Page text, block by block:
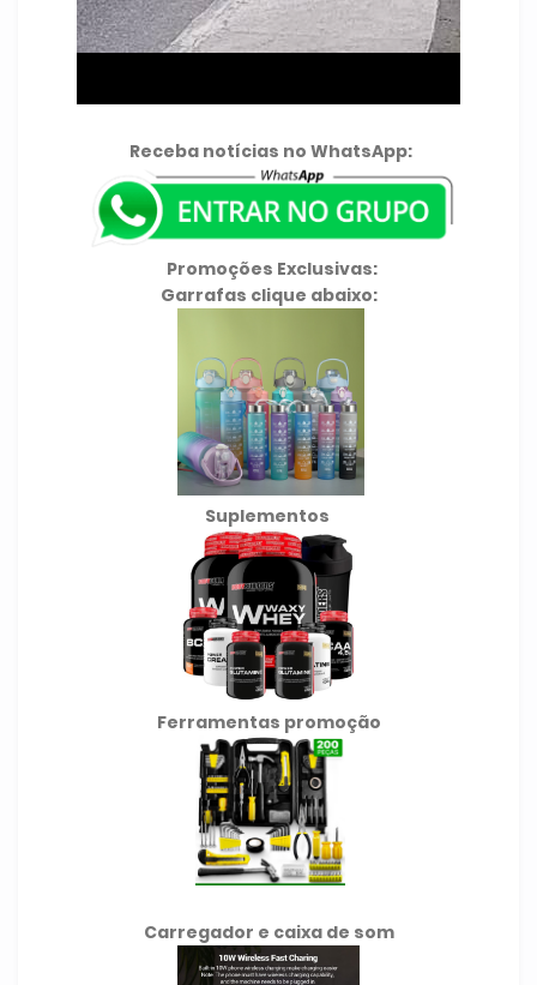
Receba notícias no WhatsApp:
Promoções Exclusivas:
Garrafas clique abaixo:
Suplementos
Ferramentas promoção
Carregador e caixa de som